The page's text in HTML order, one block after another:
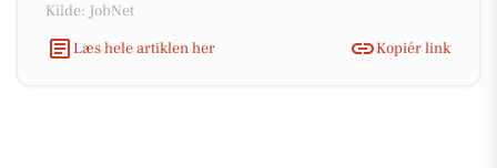
Kilde: JobNet
Læs hele artiklen her
Kopiér link